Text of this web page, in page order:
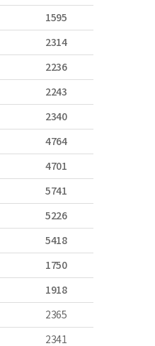
1595
2314
2236
2243
2340
4764
4701
5741
5226
5418
1750
1918
2365
2341